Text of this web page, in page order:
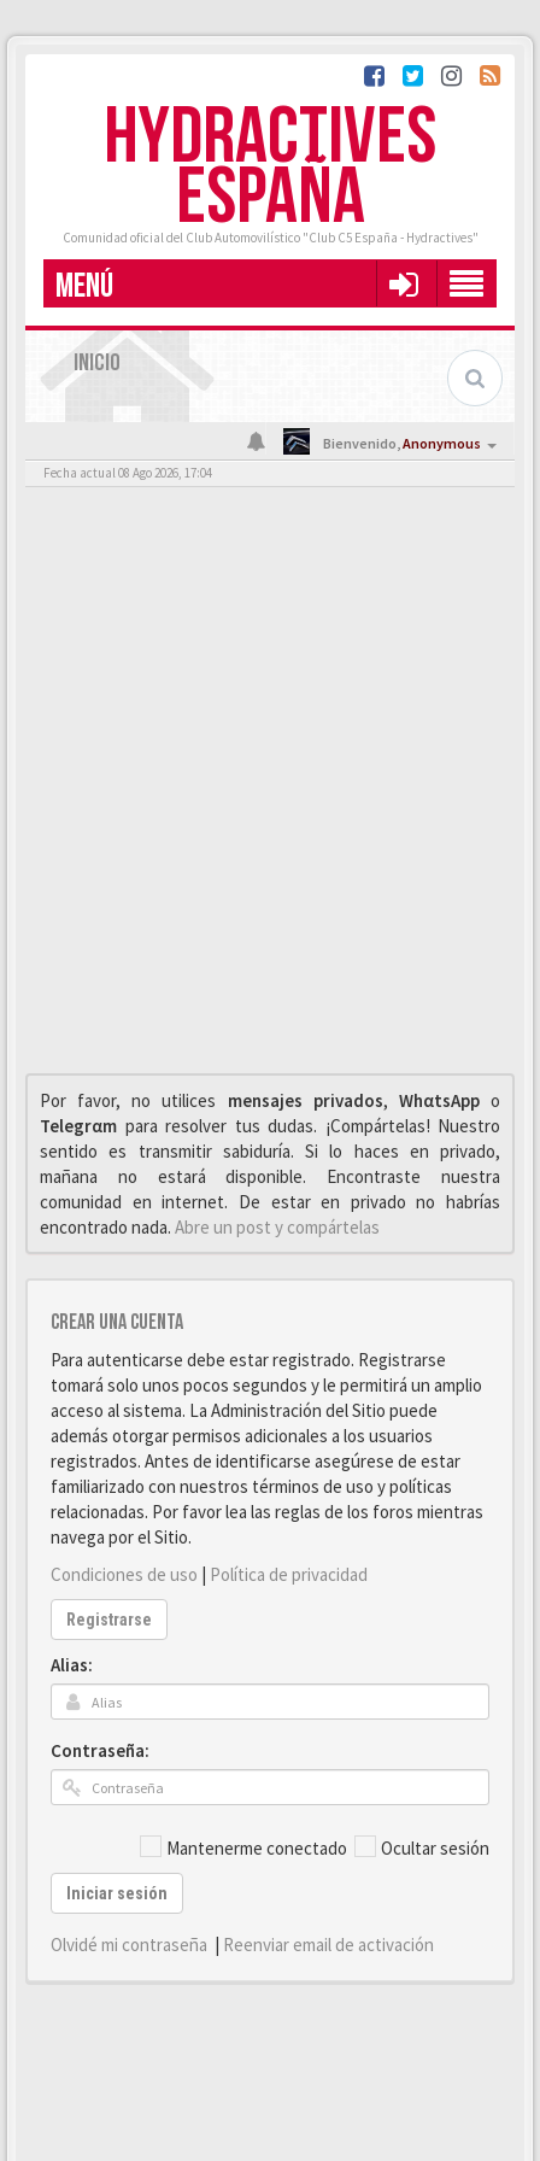
HYDRACTIVES
ESPAÑA
Comunidad oficial del Club Automovilístico "Club C5 España - Hydractives"
MENÚ
INICIO
Bienvenido,Anonymous
Fecha actual 08 Ago 2026, 17:04
Por favor, no utilices mensajes privados, WhαtsAppo
Telegrαm para resolver tus dudas. ¡Compártelas! Nuestro
sentido es transmitir sabiduría. Si lo haces en privado,
mañana no estará disponible. Encontraste nuestra
comunidad en internet. De estar en privado no habrías
encontrado nada. Abre un post y compártelas
Crear una cuenta
Para autenticarse debe estar registrado. Registrarse
tomará solo unos pocos segundos y le permitirá un amplio
acceso al sistema. La Administración del Sitio puede
además otorgar permisos adicionales a los usuarios
registrados. Antes de identificarse asegúrese de estar
familiarizado con nuestros términos de uso y políticas
relacionadas. Por favor lea las reglas de los foros mientras
navega por el Sitio.
Condiciones de uso | Política de privacidad
Registrarse
Alias:
Contraseña:
Mantenerme conectado Ocultar sesión
Iniciar sesión
Olvidé mi contraseña | Reenviar email de activación